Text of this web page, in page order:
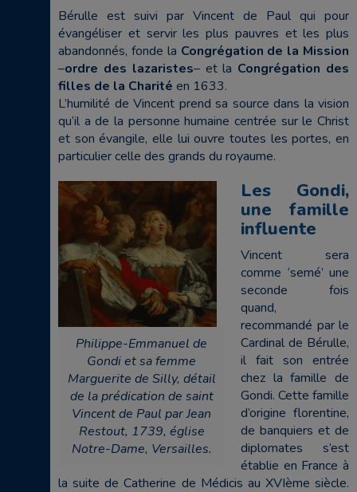
Bérulle est suivi par Vincent de Paul qui pour
évangéliser et servir les plus pauvres et les plus
abandonnés, fonde la Congrégation de la Mission
–ordre des lazaristes– et la Congrégation des
filles de la Charité en 1633.
L’humilité de Vincent prend sa source dans la vision
qu’il a de la personne humaine centrée sur le Christ
et son évangile, elle lui ouvre toutes les portes, en
particulier celle des grands du royaume.
Philippe-Emmanuel de
Gondi et sa femme
Marguerite de Silly, détail
de la prédication de saint
Vincent de Paul par Jean
Restout, 1739, église
Notre-Dame, Versailles.
Les Gondi,
une famille
influente
Vincent sera
comme ‘semé’ une
seconde fois
quand,
recommandé par le
Cardinal de Bérulle,
il fait son entrée
chez la famille de
Gondi. Cette famille
d’origine florentine,
de banquiers et de
diplomates s’est
établie en France à
la suite de Catherine de Médicis au XVIème siècle.